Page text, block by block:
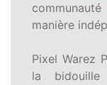
manière
Pixel Warez
la